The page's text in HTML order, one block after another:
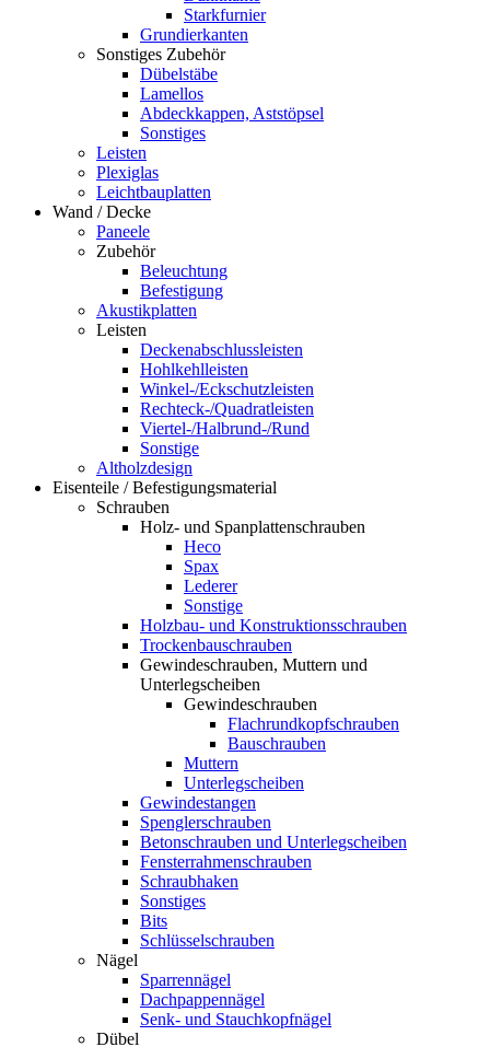
Starkfurnier
Grundierkanten
Sonstiges Zubehör
Dübelstäbe
Lamellos
Abdeckkappen, Aststöpsel
Sonstiges
Leisten
Plexiglas
Leichtbauplatten
Wand / Decke
Paneele
Zubehör
Beleuchtung
Befestigung
Akustikplatten
Leisten
Deckenabschlussleisten
Hohlkehlleisten
Winkel-/Eckschutzleisten
Rechteck-/Quadratleisten
Viertel-/Halbrund-/Rund
Sonstige
Altholzdesign
Eisenteile / Befestigungsmaterial
Schrauben
Holz- und Spanplattenschrauben
Heco
Spax
Lederer
Sonstige
Holzbau- und Konstruktionsschrauben
Trockenbauschrauben
Gewindeschrauben, Muttern und
Unterlegscheiben
Gewindeschrauben
Flachrundkopfschrauben
Bauschrauben
Muttern
Unterlegscheiben
Gewindestangen
Spenglerschrauben
Betonschrauben und Unterlegscheiben
Fensterrahmenschrauben
Schraubhaken
Sonstiges
Bits
Schlüsselschrauben
Nägel
Sparrennägel
Dachpappennägel
Senk- und Stauchkopfnägel
Dübel